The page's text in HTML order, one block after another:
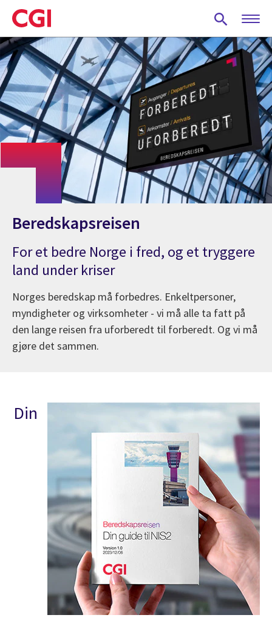
Skip
to
main
content
Beredskapsreisen
For et bedre Norge i fred, og et tryggere
land under kriser
Norges beredskap må forbedres. Enkeltpersoner,
myndigheter og virksomheter - vi må alle ta fatt på
den lange reisen fra uforberedt til forberedt. Og vi må
gjøre det sammen.
Din